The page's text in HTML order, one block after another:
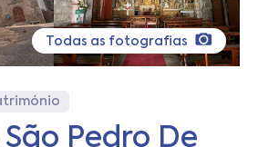
Todas as fotografias
Pedro De